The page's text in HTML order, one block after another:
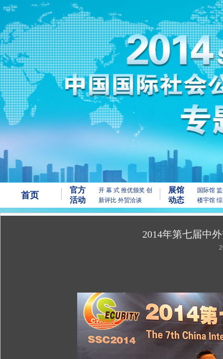
首页
官方
活动
开 幕 式 推优颁奖 创
新评比 外贸洽谈
展馆
动态
国际馆
楼宇馆
2014年第七届中